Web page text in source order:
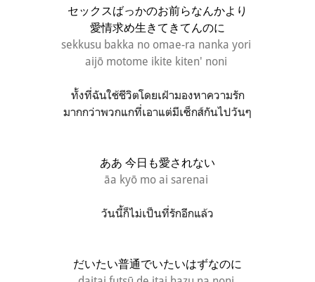
セックスばっかのお前らなんかより
愛情求め生きてきてんのに
sekkusu bakka no omae-ra nanka yori
aijō motome ikite kiten' noni
ทั้งที่ฉันใช้ชีวิตโดยเฝ้ามองหาความรัก
มากกว่าพวกแกที่เอาแต่มีเซ็กส์กันไปวันๆ
ああ 今日も愛されない
āa kyō mo ai sarenai
วันนี้ก็ไม่เป็นที่รักอีกแล้ว
だいたい普通でいたいはずなのに